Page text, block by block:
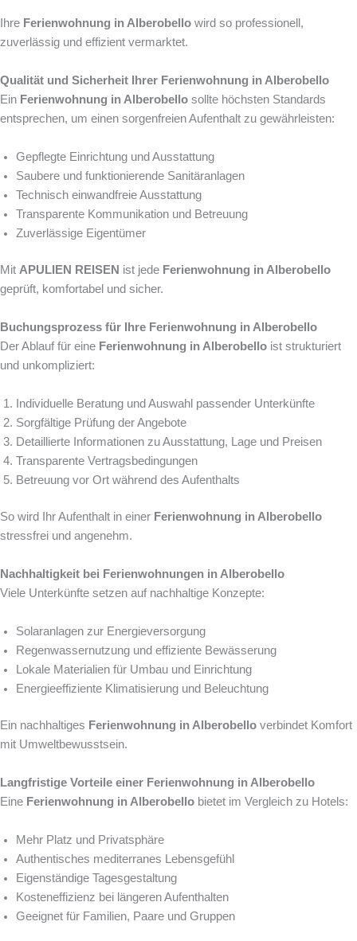
Ihre Ferienwohnung in Alberobello wird so professionell,
zuverlässig und effizient vermarktet.
Qualität und Sicherheit Ihrer Ferienwohnung in Alberobello
Ein Ferienwohnung in Alberobello sollte höchsten Standards
entsprechen, um einen sorgenfreien Aufenthalt zu gewährleisten:
Gepflegte Einrichtung und Ausstattung
Saubere und funktionierende Sanitäranlagen
Technisch einwandfreie Ausstattung
Transparente Kommunikation und Betreuung
Zuverlässige Eigentümer
Mit APULIEN REISEN ist jede Ferienwohnung in Alberobello
geprüft, komfortabel und sicher.
Buchungsprozess für Ihre Ferienwohnung in Alberobello
Der Ablauf für eine Ferienwohnung in Alberobello ist strukturiert
und unkompliziert:
Individuelle Beratung und Auswahl passender Unterkünfte
Sorgfältige Prüfung der Angebote
Detaillierte Informationen zu Ausstattung, Lage und Preisen
Transparente Vertragsbedingungen
Betreuung vor Ort während des Aufenthalts
So wird Ihr Aufenthalt in einer Ferienwohnung in Alberobello
stressfrei und angenehm.
Nachhaltigkeit bei Ferienwohnungen in Alberobello
Viele Unterkünfte setzen auf nachhaltige Konzepte:
Solaranlagen zur Energieversorgung
Regenwassernutzung und effiziente Bewässerung
Lokale Materialien für Umbau und Einrichtung
Energieeffiziente Klimatisierung und Beleuchtung
Ein nachhaltiges Ferienwohnung in Alberobello verbindet Komfort
mit Umweltbewusstsein.
Langfristige Vorteile einer Ferienwohnung in Alberobello
Eine Ferienwohnung in Alberobello bietet im Vergleich zu Hotels:
Mehr Platz und Privatsphäre
Authentisches mediterranes Lebensgefühl
Eigenständige Tagesgestaltung
Kosteneffizienz bei längeren Aufenthalten
Geeignet für Familien, Paare und Gruppen